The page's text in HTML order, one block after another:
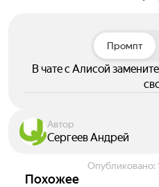
Промпт
В чате с Алисой
Автор
Сергеев Андрей
Опубликовано:
Похожее